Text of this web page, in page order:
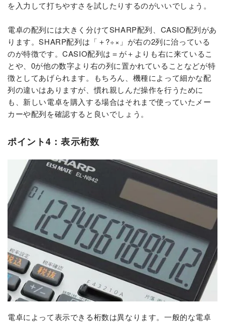
を入力して打ちやすさを試したりするのがいいでしょう。
電卓の配列には大きく分けてSHARP配列、CASIO配列があ
ります。SHARP配列は「＋?÷×」が右の2列に治っている
のが特徴です。CASIO配列は＝が＋よりも右に来ているこ
とや、0が他の数字より右の列に置かれていることなどが特
徴としてあげられます。もちろん、機種によって細かな配
列の違いはありますが、慣れ親しんだ操作を行うために
も、新しい電卓を購入する場合はそれまで使っていたメー
カーや配列を確認すると良いでしょう。
ポイント4：表示桁数
電卓によって表示できる桁数は異なります。一般的な電卓